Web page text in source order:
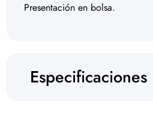
Presentación en bolsa.
Especificaciones